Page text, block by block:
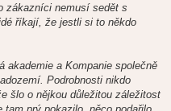
zákazníci nemusí sedět s
říkají, že jestli si to někdo
akademie a Kompanie společně
Podrobnosti nikdo
šlo o nějkou důležitou záležitost